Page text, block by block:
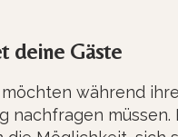
deine Gäste
während
nachfragen müssen.